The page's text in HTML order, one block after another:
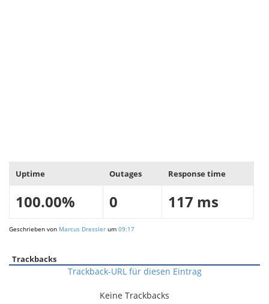
Uptime Outages Response time
100.00% 0 117 ms
Geschrieben von Marcus Dressler um 09:17
Trackbacks
Trackback-URL für diesen Eintrag
Keine Trackbacks